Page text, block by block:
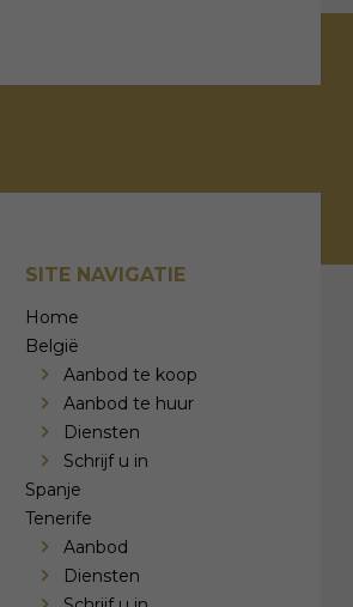
SITE NAVIGATIE
Home
België
Aanbod te koop
Aanbod te huur
Diensten
Schrijf u in
Spanje
Tenerife
Aanbod
Diensten